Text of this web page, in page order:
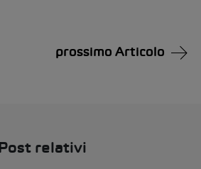
prossimo Articolo
Post relativi